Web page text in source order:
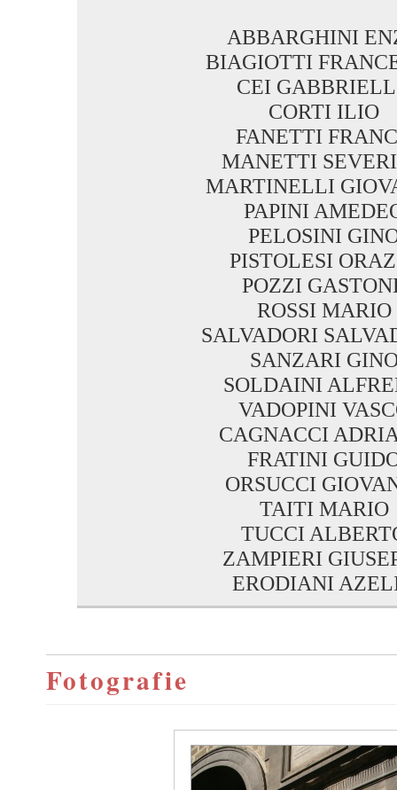
ABBARGHINI
BIAGIOTTI
CEI
CORTI ILIO
FANETTI
MANETTI
MARTINELLI
PAPINI
PELOSINI
PISTOLESI
POZZI
ROSSI MARIO
SALVADORI
SANZARI
SOLDAINI
VADOPINI
CAGNACCI
FRATINI
ORSUCCI
TAITI MARIO
TUCCI
ZAMPIERI
ERODIANI
Fotografie